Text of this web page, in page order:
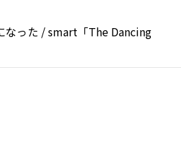
なった / smart「The Dancing